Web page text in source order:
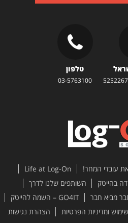
טלפון
03-5763100
עובדי המחר!
Life at Log-On
בהייטק
השותפים שלנו לדרך
מביא חבר
GO4IT – השמה להייטק
ומדיניות הפרטיות הצהרת נגישות